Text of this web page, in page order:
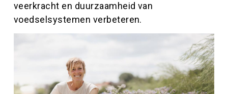
veerkracht en duurzaamheid van
voedselsystemen verbeteren.